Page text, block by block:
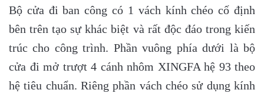
Bộ cửa đi ban công có 1 vách kính chéo cố định
bên trên tạo sự khác biệt và rất độc đáo trong kiến
trúc cho công trình. Phần vuông phía dưới là bộ
cửa đi mở trượt 4 cánh nhôm XINGFA hệ 93 theo
hệ tiêu chuẩn. Riêng phần vách chéo sử dụng kính